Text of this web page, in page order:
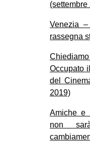
(settembre
Venezia
rassegna
Occupato
del
2019)
Amiche e
non